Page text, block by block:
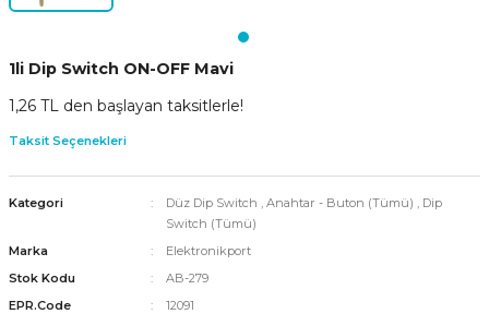
1li Dip Switch ON-OFF Mavi
1,26 TL den başlayan taksitlerle!
Taksit Seçenekleri
Kategori Düz Dip Switch , Anahtar - Buton (Tümü) , Dip
Switch (Tümü)
Marka
Elektronikport
Stok Kodu
AB-279
EPR.Code
12091